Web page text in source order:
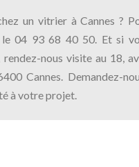
un vitrier à Cannes ?
le 04 93 68 40 50. Et si
rendez-nous visite au 18,
Cannes. Demandez-
à votre projet.